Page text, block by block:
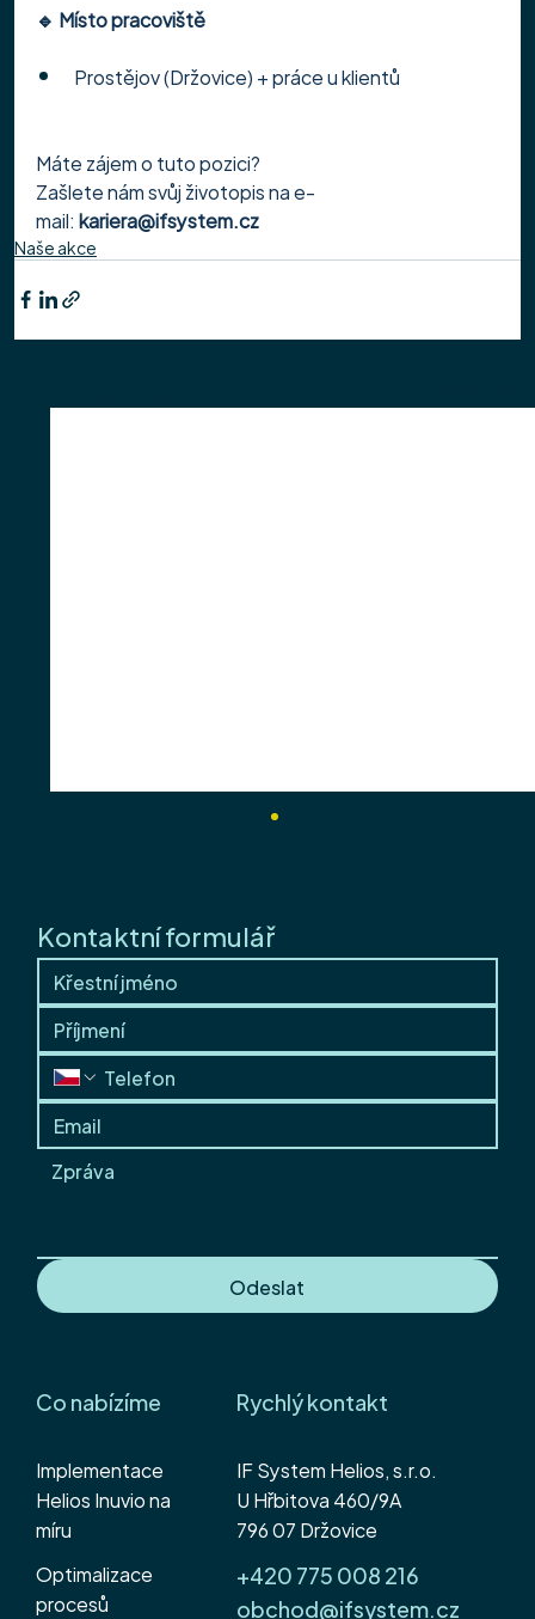
🔹 Místo pracoviště
Prostějov (Držovice) + práce u klientů
Máte zájem o tuto pozici?
Zašlete nám svůj životopis na e-
mail: kariera@ifsystem.cz
Naše akce
IF System v novém na setkání se
zákazníky
Kontaktní formulář
Odeslat
Rychlý kontakt
IF System Helios, s.r.o.
U Hřbitova 460/9A
796 07 Držovice
+420 775 008 216
obchod@ifsystem.cz
Co nabízíme
Implementace
Helios Inuvio na
míru
Optimalizace
procesů